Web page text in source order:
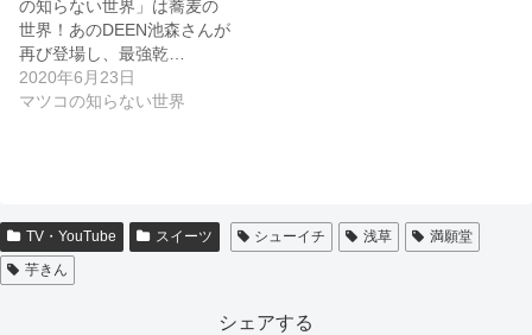
の知らない世界」は蕎麦の
世界！あのDEEN池森さんが
再び登場し、最強乾…
2020年6月23日
マツコの知らない世界
TV・YouTube スイーツ シューイチ 浅草
満願堂
芋きん
シェアする